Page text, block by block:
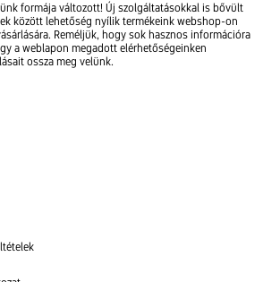
formája változott! Új szolgáltatásokkal is bővült
között lehetőség nyílik termékeink webshop-on
Reméljük, hogy sok hasznos információra
a weblapon megadott elérhetőségeinken
ossza meg velünk.